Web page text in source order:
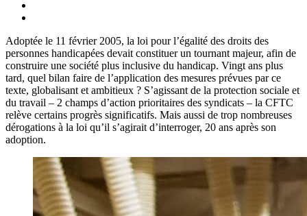
Adoptée le 11 février 2005, la loi pour l’égalité des droits des
personnes handicapées devait constituer un tournant majeur, afin de
construire une société plus inclusive du handicap. Vingt ans plus
tard, quel bilan faire de l’application des mesures prévues par ce
texte, globalisant et ambitieux ? S’agissant de la protection sociale et
du travail – 2 champs d’action prioritaires des syndicats – la CFTC
relève certains progrès significatifs. Mais aussi de trop nombreuses
dérogations à la loi qu’il s’agirait d’interroger, 20 ans après son
adoption.